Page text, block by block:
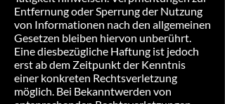
Entfernung oder Sperrung der Nutzung
von Informationen nach den allgemeinen
Gesetzen bleiben hiervon unberührt.
Eine diesbezügliche Haftung ist jedoch
erst ab dem Zeitpunkt der Kenntnis
einer konkreten Rechtsverletzung
möglich. Bei Bekanntwerden von